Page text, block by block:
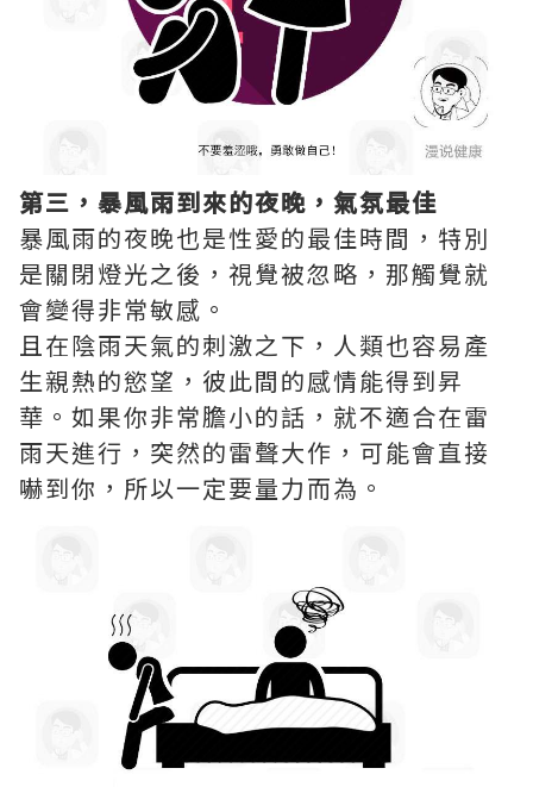
第三，暴風雨到來的夜晚，氣氛最佳
暴風雨的夜晚也是性愛的最佳時間，特別
是關閉燈光之後，視覺被忽略，那觸覺就
會變得非常敏感。
且在陰雨天氣的刺激之下，人類也容易產
生親熱的慾望，彼此間的感情能得到昇
華。如果你非常膽小的話，就不適合在雷
雨天進行，突然的雷聲大作，可能會直接
嚇到你，所以一定要量力而為。